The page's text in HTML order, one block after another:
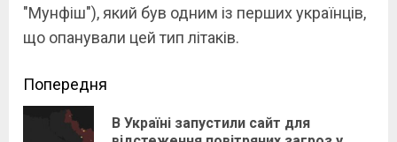
"Мунфіш"), який був одним із перших українців,
що опанували цей тип літаків.
Continue
Reading
Попередня
В Україні запустили сайт для